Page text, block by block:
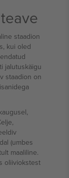
staadion
kui oled
jalutuskäigu
staadion on
(umbes
maaliline.
oliiviokstest